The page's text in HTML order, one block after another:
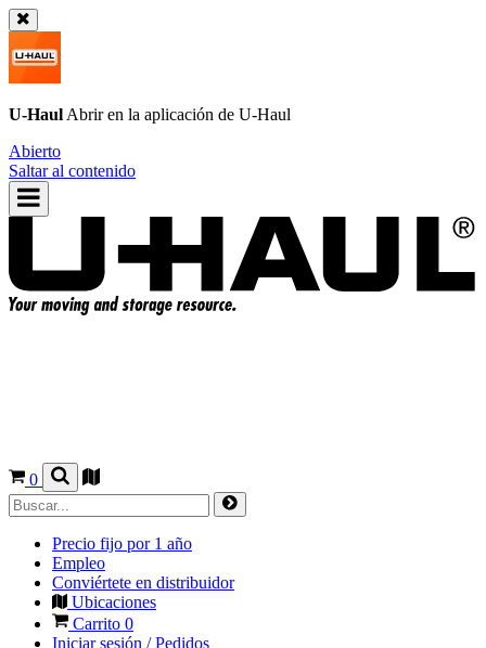
U-Haul Abrir en la aplicación de U-Haul
Abierto
Saltar al contenido
0
Precio fijo por 1 año
Empleo
Conviértete en distribuidor
Ubicaciones
Carrito 0
Iniciar sesión / Pedidos